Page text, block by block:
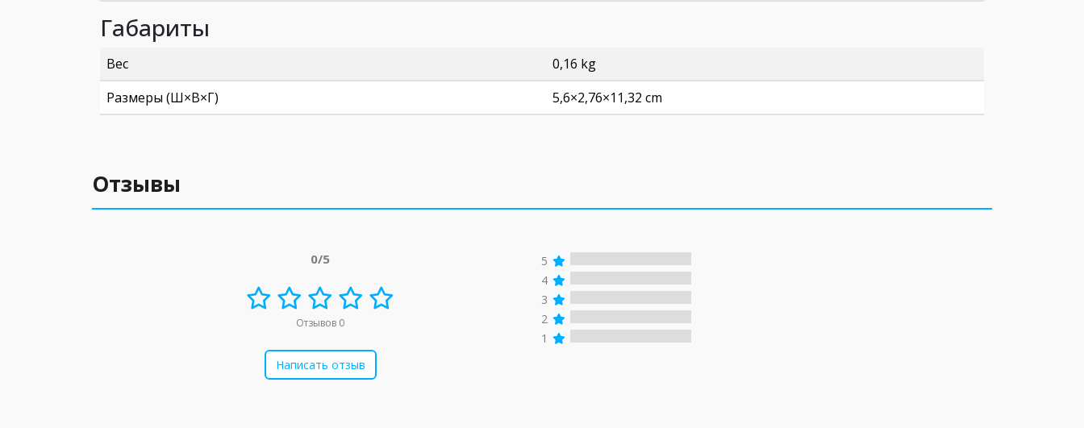
Габариты
Вес
0,16 kg
Размеры (Ш×В×Г)
5,6×2,76×11,32 cm
Отзывы
0/5
Отзывов 0
Написать отзыв
5
4
3
2
1